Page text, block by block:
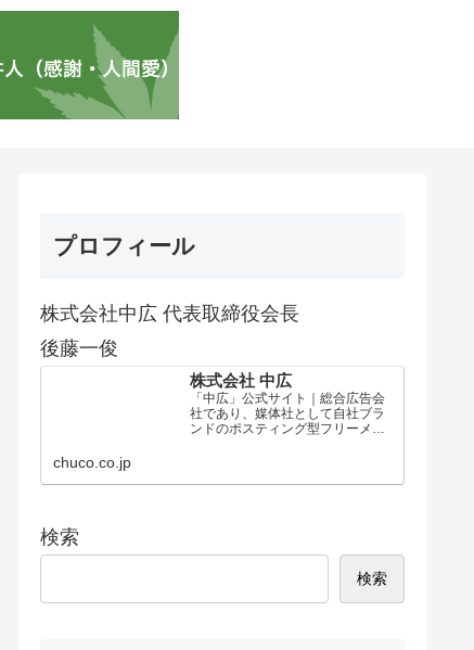
プロフィール
株式会社中広 代表取締役会長
後藤一俊
株式会社 中広
「中広」公式サイト｜総合広告会
社であり、媒体社として自社ブラ
ンドのポスティング型フリーメデ
chuco.co.jp
検索
検索